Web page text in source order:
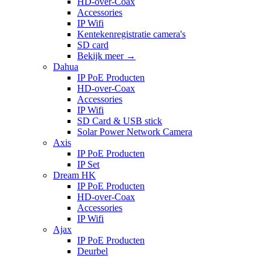
Accessories
IP Wifi
Kentekenregistratie camera's
SD card
Bekijk meer →
Dahua
IP PoE Producten
HD-over-Coax
Accessories
IP Wifi
SD Card & USB stick
Solar Power Network Camera
Axis
IP PoE Producten
IP Set
Dream HK
IP PoE Producten
HD-over-Coax
Accessories
IP Wifi
Ajax
IP PoE Producten
Deurbel